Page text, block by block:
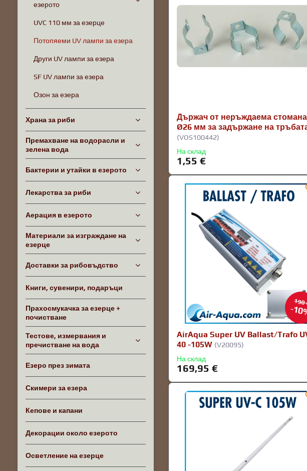
Държач от неръждаема стомана
Ø26 мм за задържане на
(VOS100442)
На склад
1,55 €
190
AirAqua Super UV Ballast/Trafo
40 -105W (V20095)
На склад
169,95 €
езерото
UVC 110 мм за езерце
Потопяеми UV лампи за езера
Други UV лампи за езера
SF UV лампи за езера
Озон за езера
Храна за риби
Премахване на водорасли и
зелена вода
Бактерии и утайки в езерото
Лекарства за риби
Аерация в езерото
Материали за изграждане на
езерце
Доставки за рибовъдство
Книги, сувенири, подаръци
Прахосмукачка за езерце +
почистване
Тестове, измервания и
пречистване на вода
Езеро през зимата
Скимери за езера
Кепове и капани
Декорации около езерото
Осветление на езерце